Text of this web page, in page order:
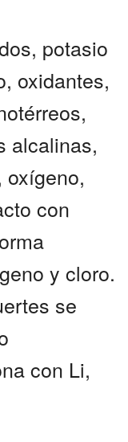
potasio
oxidantes,
alcalinas,
oxígeno,
con
y cloro.
se
con Li,